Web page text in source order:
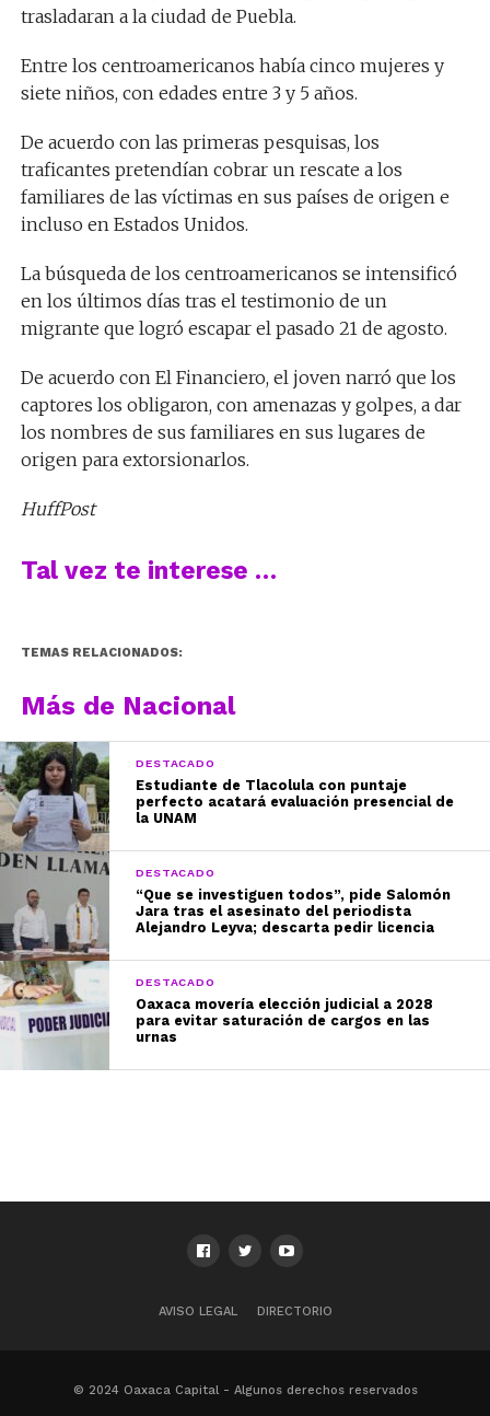
trasladaran a la ciudad de Puebla.
Entre los centroamericanos había cinco mujeres y
siete niños, con edades entre 3 y 5 años.
De acuerdo con las primeras pesquisas, los
traficantes pretendían cobrar un rescate a los
familiares de las víctimas en sus países de origen e
incluso en Estados Unidos.
La búsqueda de los centroamericanos se intensificó
en los últimos días tras el testimonio de un
migrante que logró escapar el pasado 21 de agosto.
De acuerdo con El Financiero, el joven narró que los
captores los obligaron, con amenazas y golpes, a dar
los nombres de sus familiares en sus lugares de
origen para extorsionarlos.
HuffPost
Tal vez te interese …
TEMAS RELACIONADOS:
Más de Nacional
DESTACADO
Estudiante de Tlacolula con puntaje
perfecto acatará evaluación presencial de
la UNAM
DESTACADO
“Que se investiguen todos”, pide Salomón
Jara tras el asesinato del periodista
Alejandro Leyva; descarta pedir licencia
DESTACADO
Oaxaca movería elección judicial a 2028
para evitar saturación de cargos en las
urnas
AVISO LEGAL DIRECTORIO
© 2024 Oaxaca Capital - Algunos derechos reservados